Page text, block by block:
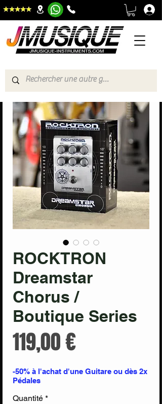
ROCKTRON
Dreamstar
Chorus /
Boutique Series
119,00 €Prix
-50% à l'achat d'une Guitare ou dès 2x
Pédales
Quantité *